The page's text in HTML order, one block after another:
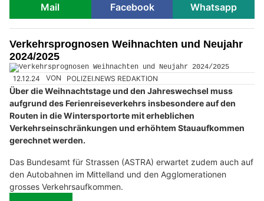
Mail
Facebook Whatsapp
Verkehrsprognosen Weihnachten und Neujahr
2024/2025
12.12.24 VON POLIZEI.NEWS REDAKTION
Über die Weihnachtstage und den Jahreswechsel muss
aufgrund des Ferienreiseverkehrs insbesondere auf den
Routen in die Wintersportorte mit erheblichen
Verkehrseinschränkungen und erhöhtem Stauaufkommen
gerechnet werden.
Das Bundesamt für Strassen (ASTRA) erwartet zudem auch auf
den Autobahnen im Mittelland und den Agglomerationen
grosses Verkehrsaufkommen.